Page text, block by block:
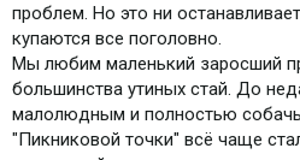
проблем. Но это ни
купаются все поголовно.
Мы любим маленький заросший
большинства утиных стай. До
малолюдным и полностью
"Пикниковой точки" всё чаще